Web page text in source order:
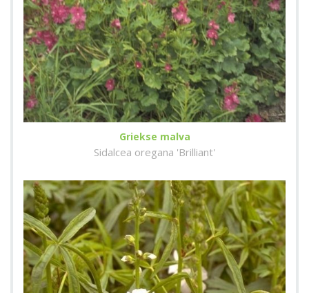
Griekse malva
Sidalcea oregana 'Brilliant'